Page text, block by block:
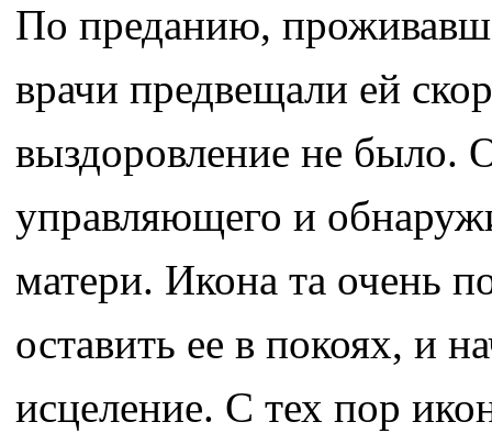
По преданию,
врачи предвещали ей
выздоровление не было.
управляющего и
матери. Икона та очень
оставить ее в покоях, и
исцеление. С тех пор